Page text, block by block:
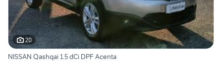
20
NISSAN Qashqai 1.5 dCi DPF Acenta